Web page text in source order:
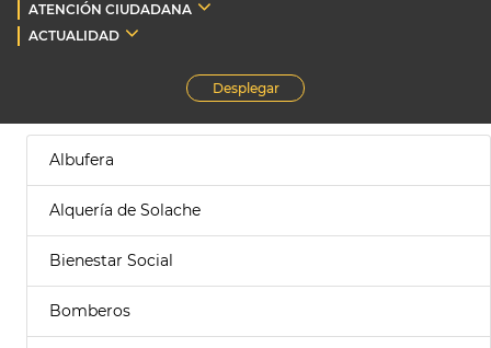
ATENCIÓN CIUDADANA
ACTUALIDAD
Desplegar
Albufera
Alquería de Solache
Bienestar Social
Bomberos